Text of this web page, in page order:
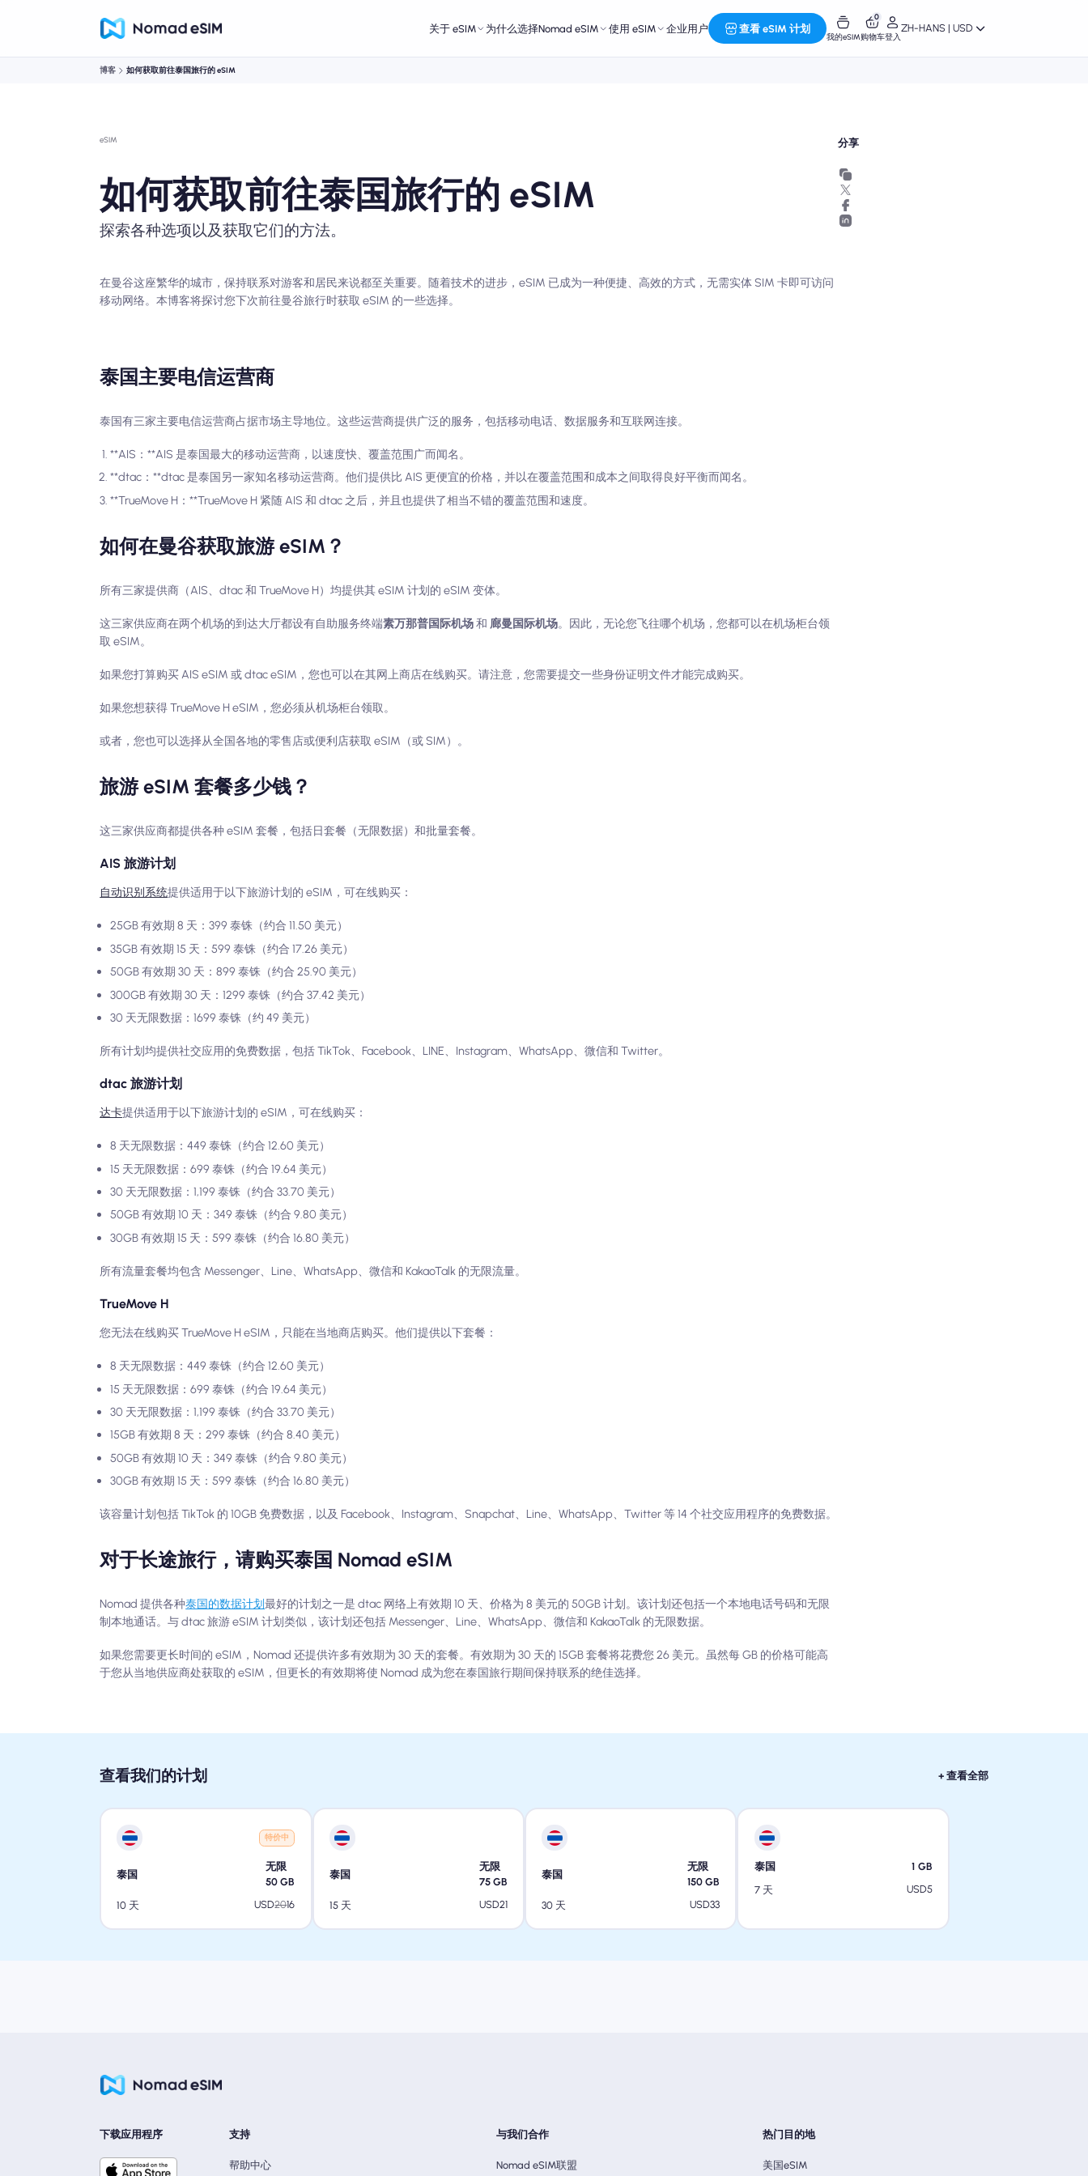
关于 eSIM 为什么选择Nomad eSIM 使用 eSIM 企业用户 查看 eSIM 计划
我的eSIM
0
购物车登入
ZH-HANS | USD
博客 如何获取前往泰国旅行的 eSIM
eSIM
如何获取前往泰国旅行的 eSIM
探索各种选项以及获取它们的方法。
在曼谷这座繁华的城市，保持联系对游客和居民来说都至关重要。随着技术的进步，eSIM 已成为一种便捷、高效的方式，无需实体 SIM 卡即可访问
移动网络。本博客将探讨您下次前往曼谷旅行时获取 eSIM 的一些选择。
泰国主要电信运营商
泰国有三家主要电信运营商占据市场主导地位。这些运营商提供广泛的服务，包括移动电话、数据服务和互联网连接。
**AIS：**AIS 是泰国最大的移动运营商，以速度快、覆盖范围广而闻名。
**dtac：**dtac 是泰国另一家知名移动运营商。他们提供比 AIS 更便宜的价格，并以在覆盖范围和成本之间取得良好平衡而闻名。
**TrueMove H：**TrueMove H 紧随 AIS 和 dtac 之后，并且也提供了相当不错的覆盖范围和速度。
如何在曼谷获取旅游 eSIM？
所有三家提供商（AIS、dtac 和 TrueMove H）均提供其 eSIM 计划的 eSIM 变体。
这三家供应商在两个机场的到达大厅都设有自助服务终端素万那普国际机场和 廊曼国际机场。因此，无论您飞往哪个机场，您都可以在机场柜台领
取 eSIM。
如果您打算购买 AIS eSIM 或 dtac eSIM，您也可以在其网上商店在线购买。请注意，您需要提交一些身份证明文件才能完成购买。
如果您想获得 TrueMove H eSIM，您必须从机场柜台领取。
或者，您也可以选择从全国各地的零售店或便利店获取 eSIM（或 SIM）。
旅游 eSIM 套餐多少钱？
这三家供应商都提供各种 eSIM 套餐，包括日套餐（无限数据）和批量套餐。
AIS 旅游计划
自动识别系统提供适用于以下旅游计划的 eSIM，可在线购买：
25GB 有效期 8 天：399 泰铢（约合 11.50 美元）
35GB 有效期 15 天：599 泰铢（约合 17.26 美元）
50GB 有效期 30 天：899 泰铢（约合 25.90 美元）
300GB 有效期 30 天：1299 泰铢（约合 37.42 美元）
30 天无限数据：1699 泰铢（约 49 美元）
所有计划均提供社交应用的免费数据，包括 TikTok、Facebook、LINE、Instagram、WhatsApp、微信和 Twitter。
dtac 旅游计划
达卡提供适用于以下旅游计划的 eSIM，可在线购买：
8 天无限数据：449 泰铢（约合 12.60 美元）
15 天无限数据：699 泰铢（约合 19.64 美元）
30 天无限数据：1,199 泰铢（约合 33.70 美元）
50GB 有效期 10 天：349 泰铢（约合 9.80 美元）
30GB 有效期 15 天：599 泰铢（约合 16.80 美元）
所有流量套餐均包含 Messenger、Line、WhatsApp、微信和 KakaoTalk 的无限流量。
TrueMove H
您无法在线购买 TrueMove H eSIM，只能在当地商店购买。他们提供以下套餐：
8 天无限数据：449 泰铢（约合 12.60 美元）
15 天无限数据：699 泰铢（约合 19.64 美元）
30 天无限数据：1,199 泰铢（约合 33.70 美元）
15GB 有效期 8 天：299 泰铢（约合 8.40 美元）
50GB 有效期 10 天：349 泰铢（约合 9.80 美元）
30GB 有效期 15 天：599 泰铢（约合 16.80 美元）
该容量计划包括 TikTok 的 10GB 免费数据，以及 Facebook、Instagram、Snapchat、Line、WhatsApp、Twitter 等 14 个社交应用程序的免费数据。
对于长途旅行，请购买泰国 Nomad eSIM
Nomad 提供各种泰国的数据计划最好的计划之一是 dtac 网络上有效期 10 天、价格为 8 美元的 50GB 计划。该计划还包括一个本地电话号码和无限
制本地通话。与 dtac 旅游 eSIM 计划类似，该计划还包括 Messenger、Line、WhatsApp、微信和 KakaoTalk 的无限数据。
如果您需要更长时间的 eSIM，Nomad 还提供许多有效期为 30 天的套餐。有效期为 30 天的 15GB 套餐将花费您 26 美元。虽然每 GB 的价格可能高
于您从当地供应商处获取的 eSIM，但更长的有效期将使 Nomad 成为您在泰国旅行期间保持联系的绝佳选择。
分享
查看我们的计划 + 查看全部
特价中
泰国
无限
50 GB
10 天
USD2016
泰国
无限
75 GB
15 天
USD21
泰国
无限
150 GB
30 天
USD33
泰国 1 GB
7 天
USD5
下载应用程序 支持
帮助中心
与我们合作
Nomad eSIM联盟
热门目的地
美国eSIM